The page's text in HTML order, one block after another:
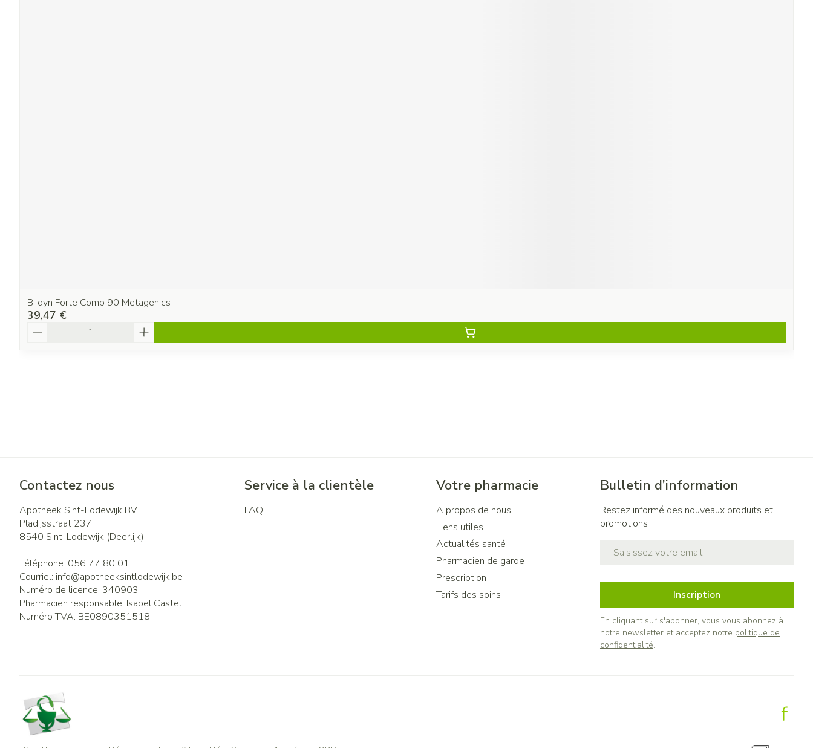
B-dyn Forte Comp 90 Metagenics
39,47 €
Contactez nous
Apotheek Sint-Lodewijk BV
Pladijsstraat 237
8540 Sint-Lodewijk (Deerlijk)
Téléphone: 056 77 80 01
Courriel: info@apotheeksintlodewijk.be
Numéro de licence: 340903
Pharmacien responsable: Isabel Castel
Numéro TVA: BE0890351518
Service à la clientèle
FAQ
Votre pharmacie
A propos de nous
Liens utiles
Actualités santé
Pharmacien de garde
Prescription
Tarifs des soins
Bulletin d’information
Restez informé des nouveaux produits et
promotions
Inscription
En cliquant sur s'abonner, vous vous abonnez à
notre newsletter et acceptez notre politique de
confidentialité.